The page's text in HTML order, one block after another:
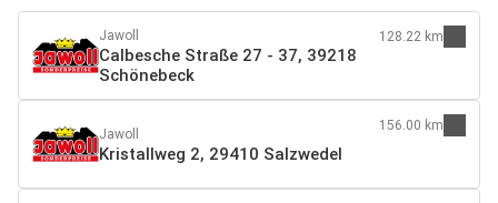
Jawoll
Calbesche Straße 27 - 37, 39218
Schönebeck
128.22 km
Jawoll
Kristallweg 2, 29410 Salzwedel
156.00 km